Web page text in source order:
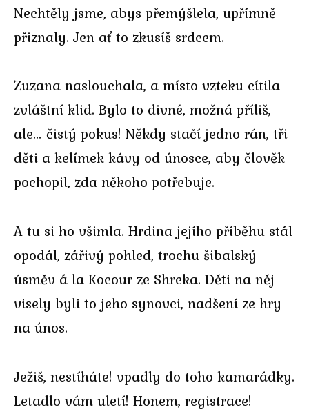
Nechtěly jsme, abys přemýšlela, upřímně
přiznaly. Jen ať to zkusíš srdcem.
Zuzana naslouchala, a místo vzteku cítila
zvláštní klid. Bylo to divné, možná příliš,
ale… čistý pokus! Někdy stačí jedno rán, tři
děti a kelímek kávy od únosce, aby člověk
pochopil, zda někoho potřebuje.
A tu si ho všimla. Hrdina jejího příběhu stál
opodál, zářivý pohled, trochu šibalský
úsměv á la Kocour ze Shreka. Děti na něj
visely byli to jeho synovci, nadšení ze hry
na únos.
Ježiš, nestíháte! vpadly do toho kamarádky.
Letadlo vám uletí! Honem, registrace!